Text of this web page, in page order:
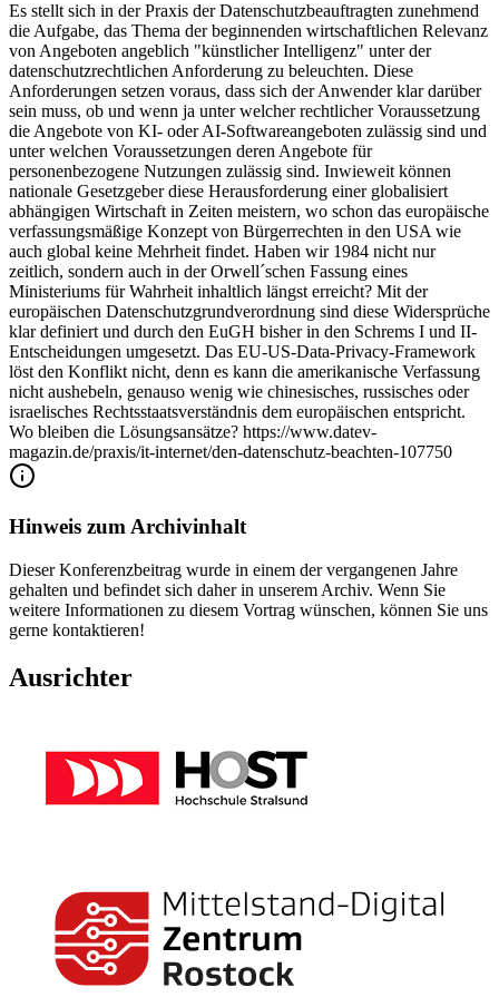
Es stellt sich in der Praxis der Datenschutzbeauftragten zunehmend
die Aufgabe, das Thema der beginnenden wirtschaftlichen Relevanz
von Angeboten angeblich "künstlicher Intelligenz" unter der
datenschutzrechtlichen Anforderung zu beleuchten. Diese
Anforderungen setzen voraus, dass sich der Anwender klar darüber
sein muss, ob und wenn ja unter welcher rechtlicher Voraussetzung
die Angebote von KI- oder AI-Softwareangeboten zulässig sind und
unter welchen Voraussetzungen deren Angebote für
personenbezogene Nutzungen zulässig sind. Inwieweit können
nationale Gesetzgeber diese Herausforderung einer globalisiert
abhängigen Wirtschaft in Zeiten meistern, wo schon das europäische
verfassungsmäßige Konzept von Bürgerrechten in den USA wie
auch global keine Mehrheit findet. Haben wir 1984 nicht nur
zeitlich, sondern auch in der Orwell´schen Fassung eines
Ministeriums für Wahrheit inhaltlich längst erreicht? Mit der
europäischen Datenschutzgrundverordnung sind diese Widersprüche
klar definiert und durch den EuGH bisher in den Schrems I und II-
Entscheidungen umgesetzt. Das EU-US-Data-Privacy-Framework
löst den Konflikt nicht, denn es kann die amerikanische Verfassung
nicht aushebeln, genauso wenig wie chinesisches, russisches oder
israelisches Rechtsstaatsverständnis dem europäischen entspricht.
Wo bleiben die Lösungsansätze? https://www.datev-
magazin.de/praxis/it-internet/den-datenschutz-beachten-107750
Hinweis zum Archivinhalt
Dieser Konferenzbeitrag wurde in einem der vergangenen Jahre
gehalten und befindet sich daher in unserem Archiv. Wenn Sie
weitere Informationen zu diesem Vortrag wünschen, können Sie uns
gerne kontaktieren!
Ausrichter